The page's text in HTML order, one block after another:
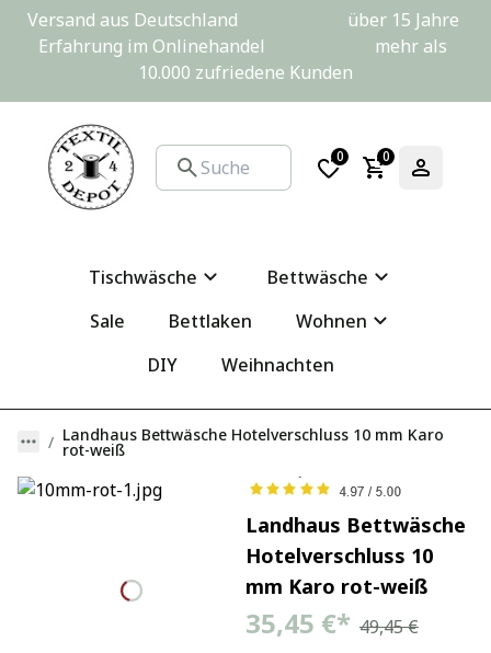
Versand aus Deutschland                         über 15 Jahre
Erfahrung im Onlinehandel                         mehr als
10.000 zufriedene Kunden
0 0
Tischwäsche
Bettwäsche
Sale
Bettlaken
Wohnen
DIY
Weihnachten
Landhaus Bettwäsche Hotelverschluss 10 mm Karo
rot-weiß
Landhaus Bettwäsche
Hotelverschluss 10
mm Karo rot-weiß
35,45 €* 49,45 €